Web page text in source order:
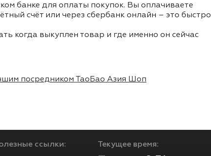
банке для оплаты покупок. Вы оплачиваете
счёт или через сбербанк онлайн – это быстро
когда выкуплен товар и где именно он сейчас
посредником ТаоБао Азия Шоп
ссылки: Текущее время: